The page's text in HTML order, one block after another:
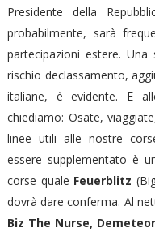
Presidente della
probabilmente, sarà
partecipazioni estere.
rischio declassamento,
italiane, è evidente. E
chiediamo: Osate,
linee utili alle nostre
essere supplementato è
corse quale Feuerblitz
dovrà dare conferma. Al
Biz The Nurse,